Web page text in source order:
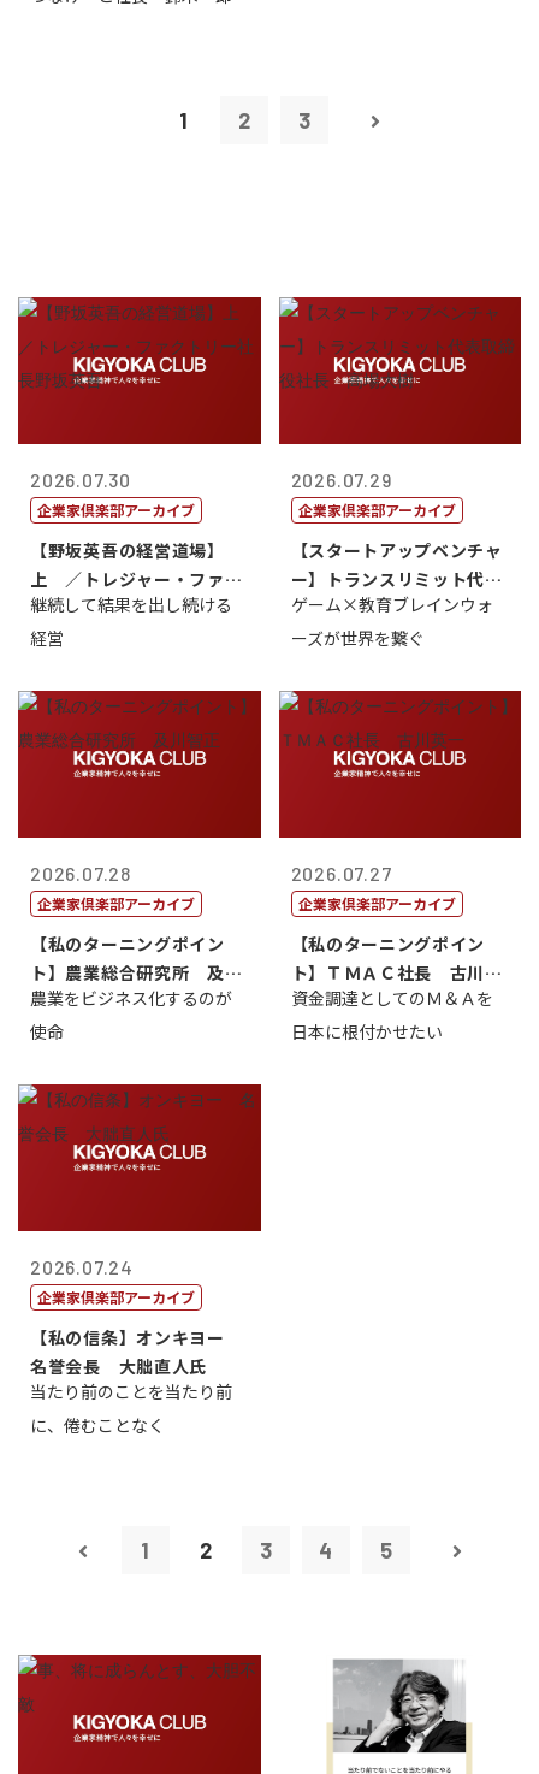
1 2 3
2026.07.30
企業家倶楽部アーカイブ
【野坂英吾の経営道場】
上 ／トレジャー・ファク
トリー社長野坂...
継続して結果を出し続ける
経営
2026.07.29
企業家倶楽部アーカイブ
【スタートアップベンチャ
ー】トランスリミット代表
取締役社長 ...
ゲーム×教育ブレインウォ
ーズが世界を繋ぐ
2026.07.28
企業家倶楽部アーカイブ
【私のターニングポイン
ト】農業総合研究所 及川
智正
農業をビジネス化するのが
使命
2026.07.27
企業家倶楽部アーカイブ
【私のターニングポイン
ト】ＴＭＡＣ社長 古川英
一
資金調達としてのＭ＆Ａを
日本に根付かせたい
2026.07.24
企業家倶楽部アーカイブ
【私の信条】オンキヨー
名誉会長 大朏直人氏
当たり前のことを当たり前
に、倦むことなく
1 2 3 4 5